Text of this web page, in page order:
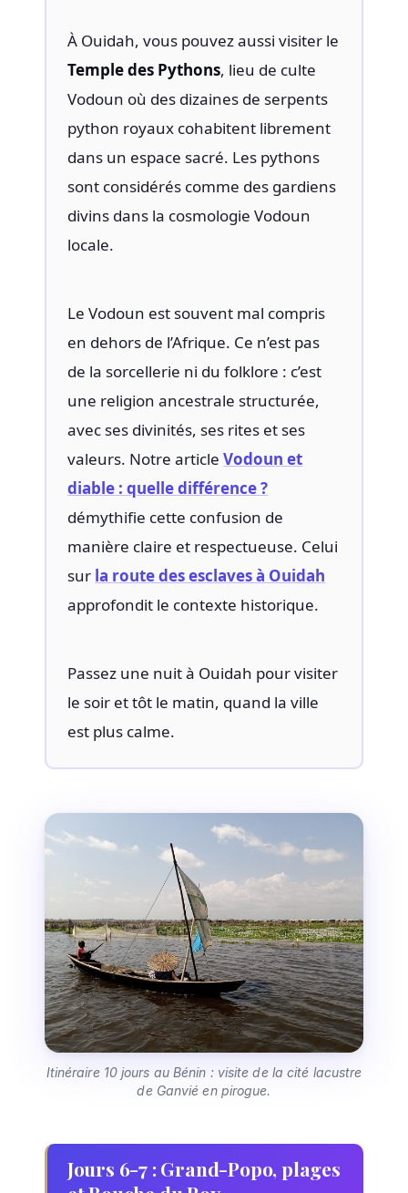
À Ouidah, vous pouvez aussi visiter le
Temple des Pythons, lieu de culte
Vodoun où des dizaines de serpents
python royaux cohabitent librement
dans un espace sacré. Les pythons
sont considérés comme des gardiens
divins dans la cosmologie Vodoun
locale.
Le Vodoun est souvent mal compris
en dehors de l’Afrique. Ce n’est pas
de la sorcellerie ni du folklore : c’est
une religion ancestrale structurée,
avec ses divinités, ses rites et ses
valeurs. Notre articleVodoun et
diable : quelle différence ?
démythifie cette confusion de
manière claire et respectueuse. Celui
sur la route des esclaves à Ouidah
approfondit le contexte historique.
Passez une nuit à Ouidah pour visiter
le soir et tôt le matin, quand la ville
est plus calme.
Itinéraire 10 jours au Bénin : visite de la cité lacustre
de Ganvié en pirogue.
Jours 6-7 : Grand-Popo, plages